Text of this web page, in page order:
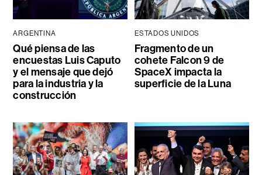
ARGENTINA
Qué piensa de las
encuestas Luis Caputo
y el mensaje que dejó
para la industria y la
construcción
ESTADOS UNIDOS
Fragmento de un
cohete Falcon 9 de
SpaceX impacta la
superficie de la Luna